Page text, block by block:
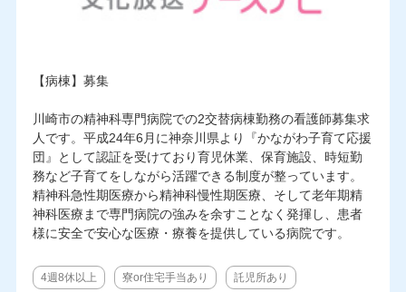
【病棟】募集
川崎市の精神科専門病院での2交替病棟勤務の看護師募集求
人です。平成24年6月に神奈川県より『かながわ子育て応援
団』として認証を受けており育児休業、保育施設、時短勤
務など子育てをしながら活躍できる制度が整っています。
精神科急性期医療から精神科慢性期医療、そして老年期精
神科医療まで専門病院の強みを余すことなく発揮し、患者
様に安全で安心な医療・療養を提供している病院です。
4週8休以上 寮or住宅手当あり 託児所あり